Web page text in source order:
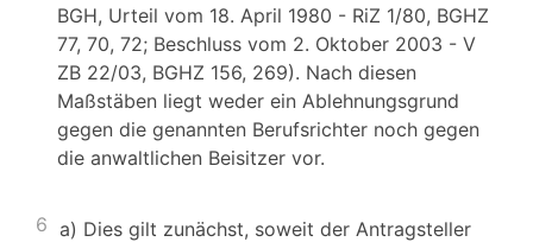
BGH, Urteil vom 18. April 1980 - RiZ 1/80, BGHZ
77, 70, 72; Beschluss vom 2. Oktober 2003 - V
ZB 22/03, BGHZ 156, 269). Nach diesen
Maßstäben liegt weder ein Ablehnungsgrund
gegen die genannten Berufsrichter noch gegen
die anwaltlichen Beisitzer vor.
6 a) Dies gilt zunächst, soweit der Antragsteller